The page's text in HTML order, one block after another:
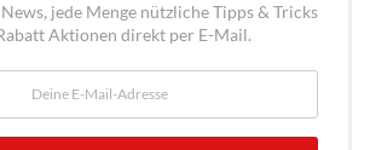
jede Menge nützliche Tipps & Tricks
Aktionen direkt per E-Mail.